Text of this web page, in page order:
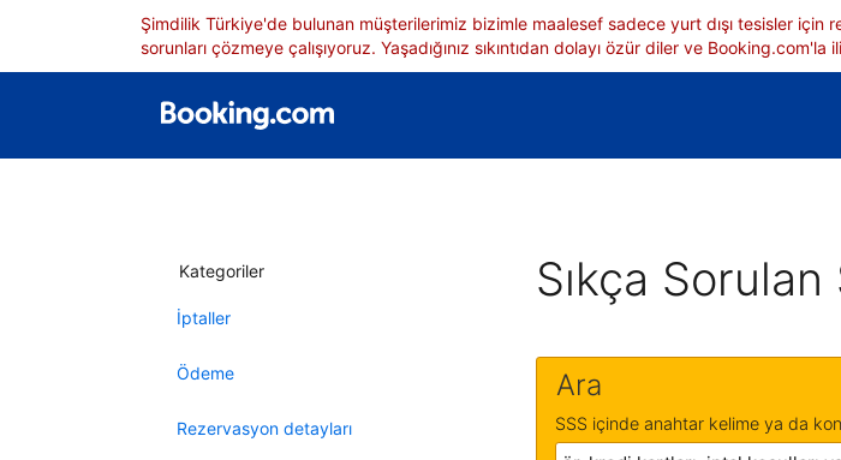
Şimdilik Türkiye'de bulunan müşterilerimiz bizimle maalesef sadece yurt dışı tesisler
sorunları çözmeye çalışıyoruz. Yaşadığınız sıkıntıdan dolayı özür diler ve Booking.com'la
Kategoriler
İptaller
Ödeme
Rezervasyon detayları
Sıkça
Ara
SSS içinde anahtar kelime ya da